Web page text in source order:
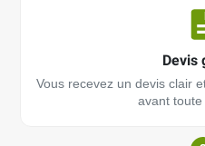
Devis
Vous recevez un devis clair
avant